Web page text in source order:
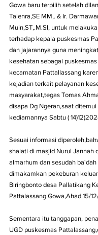
Gowa baru terpilih setelah
Talenra,SE MM,. & Ir.
Muin,ST,.M.SI, untuk
terhadap kepala puskesmas
dan jajarannya guna
kesehatan sebagai
kecamatan Pattallassang
kejadian terkait pelayanan
masyarakat,tegas Tomas
disapa Dg Ngeran,saat
kediamannya Sabtu (
Sesuai informasi
shalati di masjid Nurul Jannah
almarhum dan sesudah ba'dah
dimakamkan pekeburan
Biringbonto desa Pallatikang
Pattalassang Gowa,Ahad 15/
Sementara itu tanggapan,
UGD puskesmas